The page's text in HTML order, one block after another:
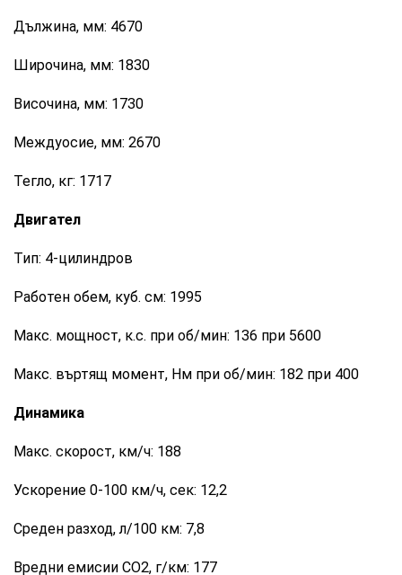
Дължина, мм: 4670
Широчина, мм: 1830
Височина, мм: 1730
Междуосие, мм: 2670
Тегло, кг: 1717
Двигател
Тип: 4-цилиндров
Работен обем, куб. см: 1995
Макс. мощност, к.с. при об/мин: 136 при 5600
Макс. въртящ момент, Нм при об/мин: 182 при 400
Динамика
Макс. скорост, км/ч: 188
Ускорение 0-100 км/ч, сек: 12,2
Среден разход, л/100 км: 7,8
Вредни емисии СО2, г/км: 177